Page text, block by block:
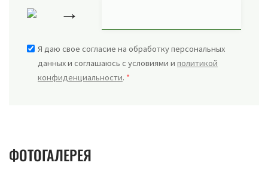
→
Я даю свое согласие на обработку персональных
данных и соглашаюсь с условиями и политикой
конфиденциальности. *
ФОТОГАЛЕРЕЯ